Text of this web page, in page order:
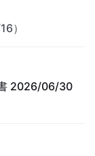
）
2026/06/30